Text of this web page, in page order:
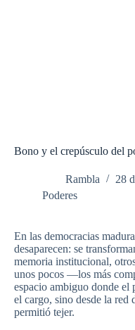
Bono y el crepúsculo del
Rambla
28
Poderes
En las democracias
desaparecen: se
memoria institucional,
unos pocos —los más
espacio ambiguo donde el
el cargo, sino desde la red
permitió tejer.